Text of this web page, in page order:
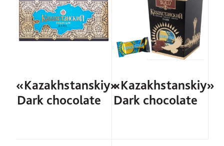
«Kazakhstanskiy»
Dark chocolate
«Kazakhstanskiy»
Dark chocolate